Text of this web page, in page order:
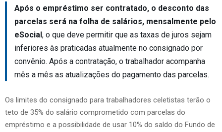
Após o empréstimo ser contratado, o desconto das
parcelas será na folha de salários, mensalmente pelo
eSocial, o que deve permitir que as taxas de juros sejam
inferiores às praticadas atualmente no consignado por
convênio. Após a contratação, o trabalhador acompanha
mês a mês as atualizações do pagamento das parcelas.
Os limites do consignado para trabalhadores celetistas terão o
teto de 35% do salário comprometido com parcelas do
empréstimo e a possibilidade de usar 10% do saldo do Fundo de